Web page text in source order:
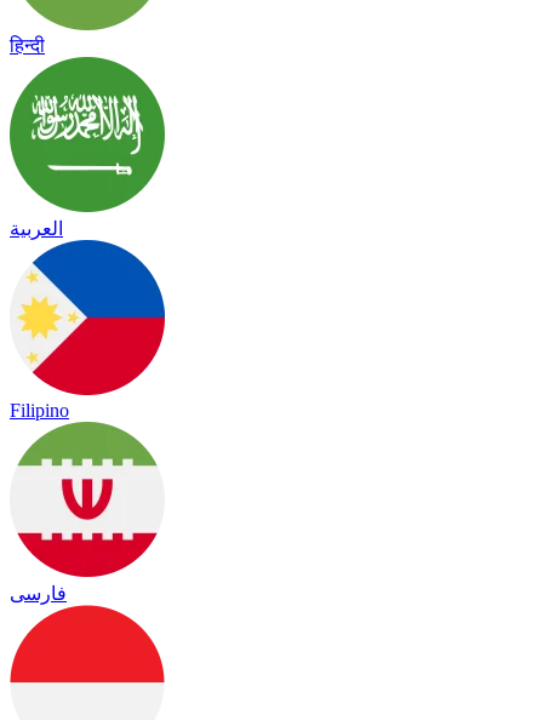
हिन्दी
العربية
Filipino
فارسی